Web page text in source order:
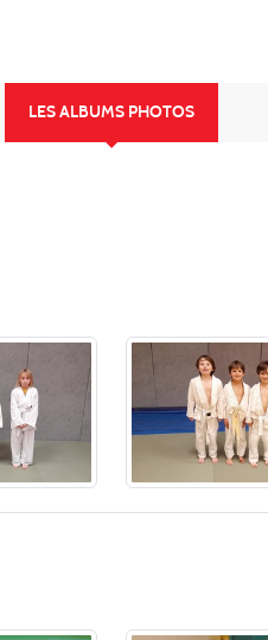
LES ALBUMS PHOTOS